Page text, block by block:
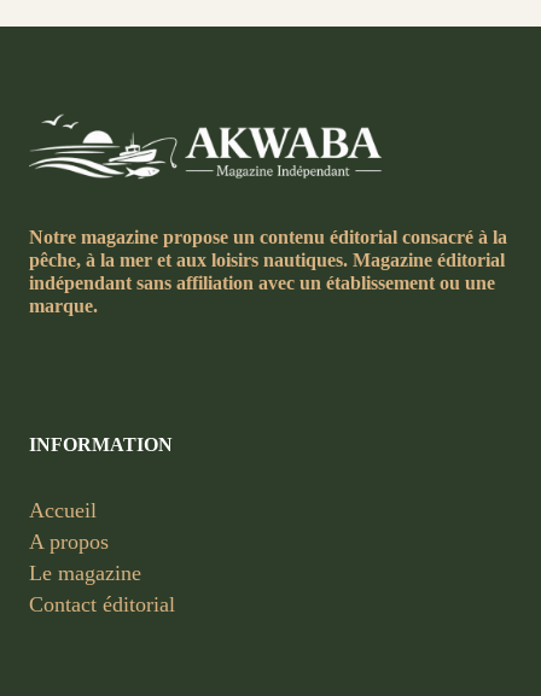
Notre magazine propose un contenu éditorial consacré à la
pêche, à la mer et aux loisirs nautiques. Magazine éditorial
indépendant sans affiliation avec un établissement ou une
marque.
INFORMATION
Accueil
A propos
Le magazine
Contact éditorial